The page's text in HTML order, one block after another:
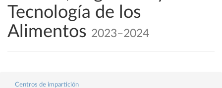
Tecnología de los
Alimentos 2023–2024
Centros de impartición